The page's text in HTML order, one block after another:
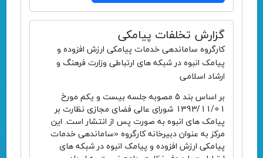
گزارش تخلفات پیامکی
کارگروه ساماندهی خدمات پیامکی ارزش افزوده و
پیامک انبوه در شبکه های ارتباطی وزارت فرهنگ و
ارشاد اسلامی
بر اساس بند 5 مصوبه جلسه بیست و یکم مورخ
1393/11/01 شورای عالی فضای مجازی نظارت بر
پیامک های انبوه به صورت پس از انتشار است. این
مرکز به عنوان دبیرخانه کارگروه «ساماندهی خدمات
پیامکی ارزش افزوده و پیامک انبوه در شبکه های